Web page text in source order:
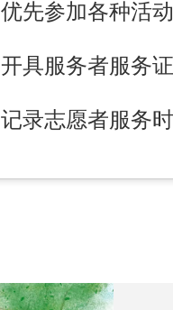
优先参加各种活动
开具服务者服务
记录志愿者服务